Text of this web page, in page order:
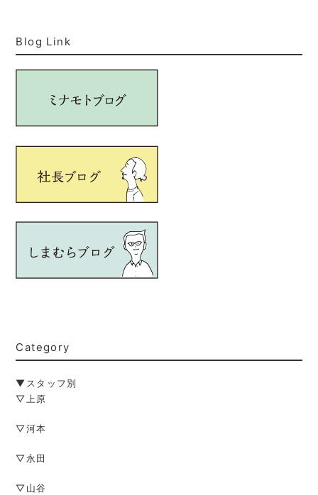
Blog Link
Category
▼スタッフ別
▽上原
▽河本
▽永田
▽山谷